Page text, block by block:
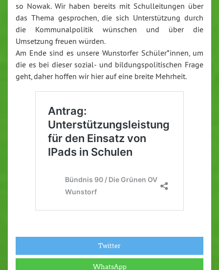
so Nowak. Wir haben bereits mit Schulleitungen über
das Thema gesprochen, die sich Unterstützung durch
die Kommunalpolitik wünschen und über die
Umsetzung freuen würden.
Am Ende sind es unsere Wunstorfer Schüler*innen, um
die es bei dieser sozial- und bildungspolitischen Frage
geht, daher hoffen wir hier auf eine breite Mehrheit.
Twitter
WhatsApp